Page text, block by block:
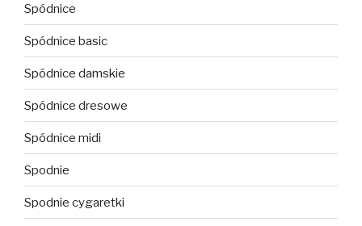
Spódnice
Spódnice basic
Spódnice damskie
Spódnice dresowe
Spódnice midi
Spodnie
Spodnie cygaretki